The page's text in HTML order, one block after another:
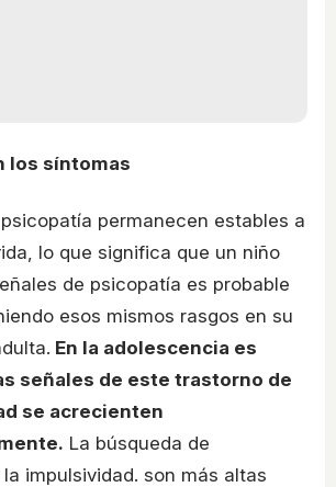
los síntomas
permanecen estables a
lo que significa que un niño
de psicopatía es probable
esos mismos rasgos en su
En la adolescencia es
señales de este trastorno de
se acrecienten
La búsqueda de
impulsividad. son más altas